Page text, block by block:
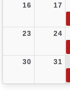
16 17
23 24
30 31